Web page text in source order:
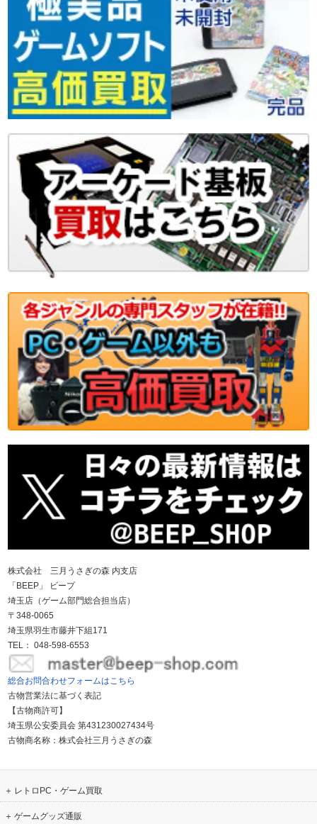
株式会社 三月うさぎの森 内支店
「BEEP」 ビープ
埼玉店（ゲーム部門総合担当店）
〒348-0065
埼玉県羽生市藤井下組171
TEL： 048-598-6553
総合お問合わせフォームはこちら
古物営業法に基づく表記
【古物商許可】
埼玉県公安委員会 第431230027434号
古物商名称：株式会社三月うさぎの森
レトロPC・ゲーム買取
ゲームグッズ通販